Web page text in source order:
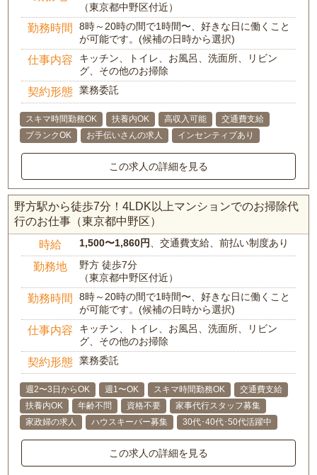
（東京都中野区付近）
勤務時間
8時～20時の間で1時間〜、好きな日に働くこと
が可能です。(候補の日時から選択)
仕事内容
キッチン、トイレ、お風呂、洗面所、リビン
グ、その他のお掃除
契約形態 業務委託
スキマ時間勤務OK 扶養内OK 高収入可能
交通費支給
ブランクOK
お手伝いさんの求人 インセンティブあり
この求人の詳細を見る
野方駅から徒歩7分！4LDK以上マンションでのお掃除代
行のお仕事（東京都中野区）
時給 1,500〜1,860円、交通費支給、前払い制度あり
勤務地
野方 徒歩7分
（東京都中野区付近）
勤務時間
8時～20時の間で1時間〜、好きな日に働くこと
が可能です。(候補の日時から選択)
仕事内容
キッチン、トイレ、お風呂、洗面所、リビン
グ、その他のお掃除
契約形態 業務委託
週2〜3日からOK 週1〜OK スキマ時間勤務OK
交通費支給
扶養内OK
年齢不問 資格不要
家事代行スタッフ募集
家政婦の求人
ハウスキーパー募集 30代･40代･50代活躍中
この求人の詳細を見る